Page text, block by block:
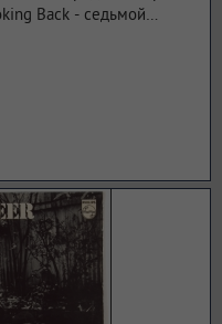
Back - седьмой
1969 года
№ 79 на Billboard